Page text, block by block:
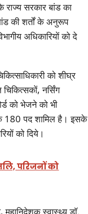
राज्य सरकार बांड का
की शर्तों के अनुरूप
अधिकारियों को दे
को शीघ्र
नर्सिंग
को भेजने को भी
180 पद शामिल है। इसके
को दिये।
परिजनों को
महानिदेशक स्वास्थ्य डॉ.